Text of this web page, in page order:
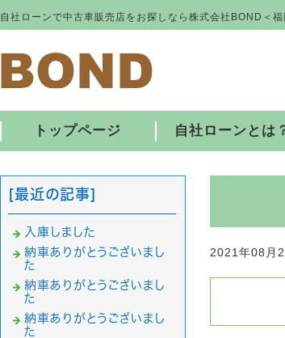
自社ローンで中古車販売店をお探しなら株式会社BOND＜福
トップページ 自社ローンとは
2021年08月
[最近の記事]
入庫しました
納車ありがとうございまし
た
納車ありがとうございまし
た
納車ありがとうございまし
た